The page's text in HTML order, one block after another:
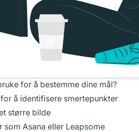
for å bestemme dine mål?
å identifisere smertepunkter
større bilde
Asana eller Leapsome